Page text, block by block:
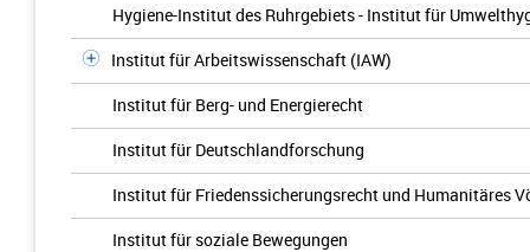
Hygiene-Institut des Ruhrgebiets - Institut für
Institut für Arbeitswissenschaft (IAW)
Institut für Berg- und Energierecht
Institut für Deutschlandforschung
Institut für Friedenssicherungsrecht und Humanitäres
Institut für soziale Bewegungen